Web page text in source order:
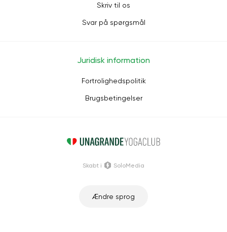
Skriv til os
Svar på spørgsmål
Juridisk information
Fortrolighedspolitik
Brugsbetingelser
Ændre sprog
Skabt i SoloMedia